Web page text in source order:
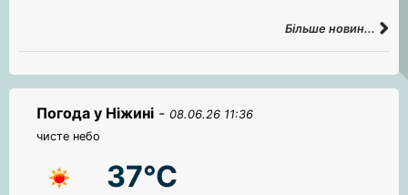
Більше новин...
Погода у Ніжині - 08.06.26 11:36
чисте небо
37°C